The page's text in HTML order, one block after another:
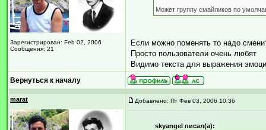
Зарегистрирован: Feb 02, 2006
Сообщения: 21
Может группу смайликов по
Если можно поменять то надо
Просто пользователи очень любят
Видимо текста для выражения
Вернуться к началу
marat Добавлено: Пт Фев 03, 2006 10:36
skyangel писал(а):